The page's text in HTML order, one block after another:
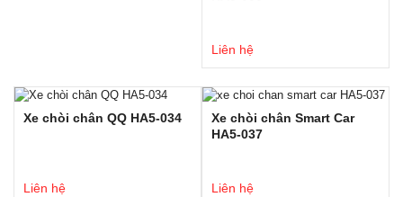
Liên hệ
Xe chòi chân QQ HA5-034
Liên hệ
Xe chòi chân Smart Car
HA5-037
Liên hệ